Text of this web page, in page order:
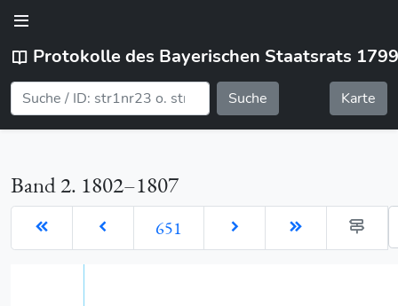
Protokolle des Bayerischen Staatsrats
Suche Karte
Band 2. 1802–1807
651